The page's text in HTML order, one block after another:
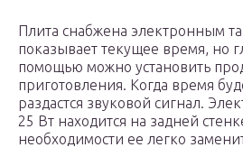
Плита снабжена электронным
показывает текущее время, но
помощью можно установить
приготовления. Когда время
раздастся звуковой сигнал.
25 Вт находится на задней
необходимости ее легко